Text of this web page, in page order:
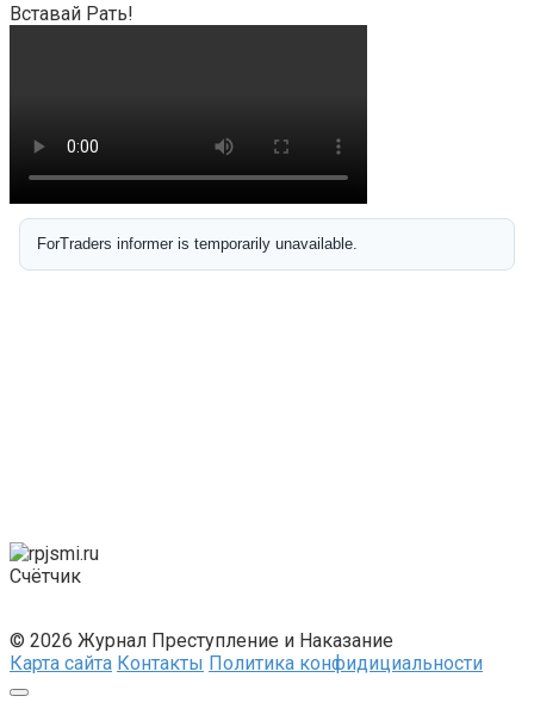
Вставай Рать!
Счётчик
© 2026 Журнал Преступление и Наказание
Карта сайта Контакты Политика конфидициальности